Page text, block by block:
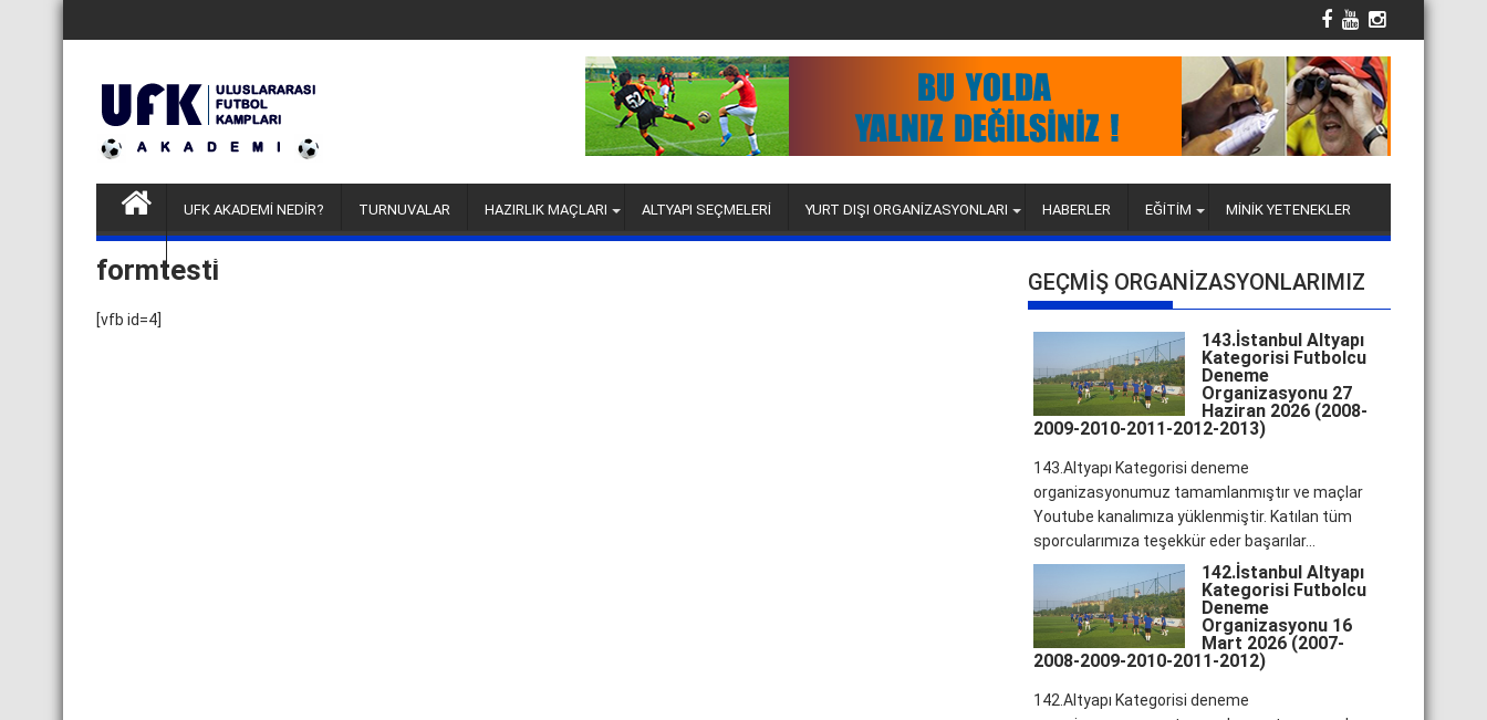
UFK AKADEMİ NEDİR? TURNUVALAR HAZIRLIK MAÇLARI ALTYAPI SEÇMELERİ YURT DIŞI ORGANİZASYONLARI HABERLER EĞİTİM MİNİK YETENEKLER
FUTBOLCU DENEME KAMPLARI
formtesti
[vfb id=4]
GEÇMİŞ ORGANİZASYONLARIMIZ
143.İstanbul Altyapı
Kategorisi Futbolcu
Deneme
Organizasyonu 27
Haziran 2026 (2008-
2009-2010-2011-2012-2013)
143.Altyapı Kategorisi deneme
organizasyonumuz tamamlanmıştır ve maçlar
Youtube kanalımıza yüklenmiştir. Katılan tüm
sporcularımıza teşekkür eder başarılar...
142.İstanbul Altyapı
Kategorisi Futbolcu
Deneme
Organizasyonu 16
Mart 2026 (2007-
2008-2009-2010-2011-2012)
142.Altyapı Kategorisi deneme